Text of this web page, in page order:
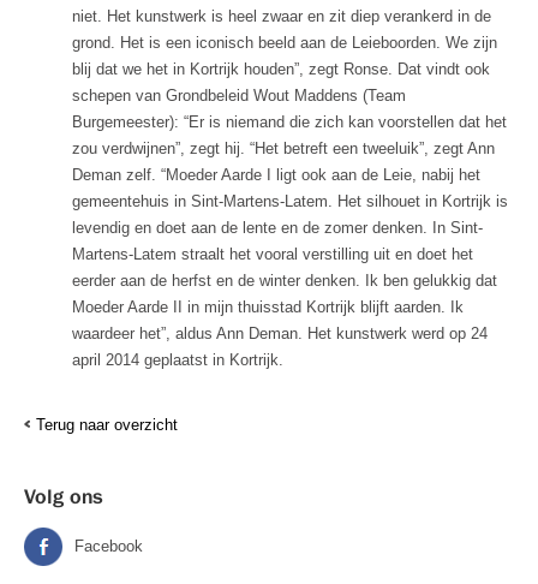
niet. Het kunstwerk is heel zwaar en zit diep verankerd in de
grond. Het is een iconisch beeld aan de Leieboorden. We zijn
blij dat we het in Kortrijk houden”, zegt Ronse. Dat vindt ook
schepen van Grondbeleid Wout Maddens (Team
Burgemeester): “Er is niemand die zich kan voorstellen dat het
zou verdwijnen”, zegt hij. “Het betreft een tweeluik”, zegt Ann
Deman zelf. “Moeder Aarde I ligt ook aan de Leie, nabij het
gemeentehuis in Sint-Martens-Latem. Het silhouet in Kortrijk is
levendig en doet aan de lente en de zomer denken. In Sint-
Martens-Latem straalt het vooral verstilling uit en doet het
eerder aan de herfst en de winter denken. Ik ben gelukkig dat
Moeder Aarde II in mijn thuisstad Kortrijk blijft aarden. Ik
waardeer het”, aldus Ann Deman. Het kunstwerk werd op 24
april 2014 geplaatst in Kortrijk.
Terug naar overzicht
Volg ons
Facebook